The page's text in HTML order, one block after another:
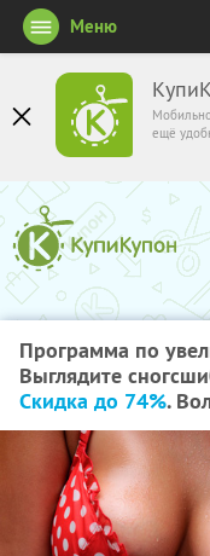
ещё
Меню
Программа по
Выглядите
Скидка до 74%.